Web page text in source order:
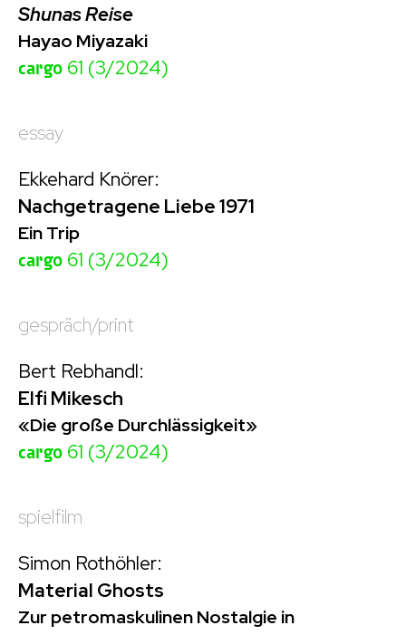
Shunas Reise
Hayao Miyazaki
cargo 61 (3/2024)
essay
Ekkehard Knörer:
Nachgetragene Liebe 1971
Ein Trip
cargo 61 (3/2024)
gespräch/print
Bert Rebhandl:
Elfi Mikesch
«Die große Durchlässigkeit»
cargo 61 (3/2024)
spielfilm
Simon Rothöhler:
Material Ghosts
Zur petromaskulinen Nostalgie in